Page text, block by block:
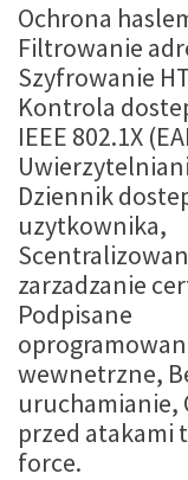
Ochrona
Filtrowanie
Szyfrowanie
Kontrola
IEEE 802.1X
Dziennik
uzytkownika,
zarzadzanie
Podpisane
wewnetrzne,
uruchamianie,
przed atakami
force.